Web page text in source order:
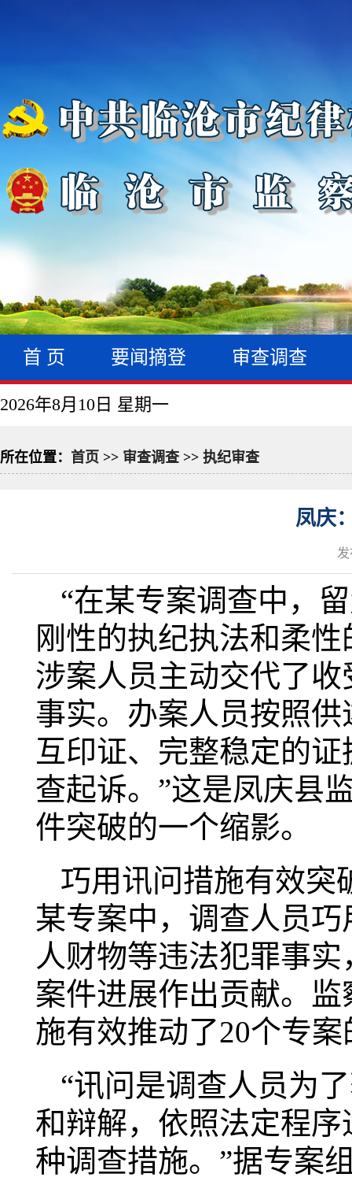
首 页 要闻摘登 审查调查
2026年8月10日 星期一
所在位置： 首页 >> 审查调查 >> 执纪审查
凤庆
“在某专案调查中，
刚性的执纪执法和柔
涉案人员主动交代了
事实。办案人员按照
互印证、完整稳定的
查起诉。”这是凤庆县
件突破的一个缩影。
巧用讯问措施有效突
某专案中，调查人员
人财物等违法犯罪事
案件进展作出贡献。
施有效推动了20个专
“讯问是调查人员为
和辩解，依照法定程
种调查措施。”据专案